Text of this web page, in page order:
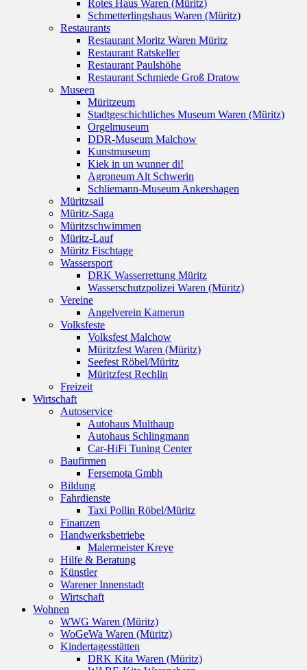
Rotes Haus Waren (Müritz)
Schmetterlingshaus Waren (Müritz)
Restaurants
Restaurant Moritz Waren Müritz
Restaurant Ratskeller
Restaurant Paulshöhe
Restaurant Schmiede Groß Dratow
Museen
Müritzeum
Stadtgeschichtliches Museum Waren (Müritz)
Orgelmuseum
DDR-Museum Malchow
Kunstmuseum
Kiek in un wunner di!
Agroneum Alt Schwerin
Schliemann-Museum Ankershagen
Müritzsail
Müritz-Saga
Müritzschwimmen
Müritz-Lauf
Müritz Fischtage
Wassersport
DRK Wasserrettung Müritz
Wasserschutzpolizei Waren (Müritz)
Vereine
Angelverein Kamerun
Volksfeste
Volksfest Malchow
Müritzfest Waren (Müritz)
Seefest Röbel/Müritz
Müritzfest Rechlin
Freizeit
Wirtschaft
Autoservice
Autohaus Multhaup
Autohaus Schlingmann
Car-HiFi Tuning Center
Baufirmen
Fersemota Gmbh
Bildung
Fahrdienste
Taxi Pollin Röbel/Müritz
Finanzen
Handwerksbetriebe
Malermeister Kreye
Hilfe & Beratung
Künstler
Warener Innenstadt
Wirtschaft
Wohnen
WWG Waren (Müritz)
WoGeWa Waren (Müritz)
Kindertagesstätten
DRK Kita Waren (Müritz)